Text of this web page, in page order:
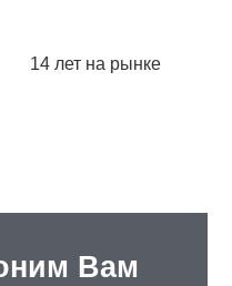
14 лет на рынке
Вам